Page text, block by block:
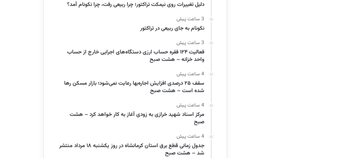
دلیل تغییرات روی نیمکت تراکتور؛ چرا ربیعی رفت، چرا نکونام آمد؟
3 ساعت پیش
نکونام به جای ربیعی در تراکتور
3 ساعت پیش
فعالیت ۱۲۴ فقره حساب ارزی دستگاه‌های اجرایی خارج از حساب
واحد خزانه – هشت صبح
4 ساعت پیش
سقف ۲۵ درصدی افزایش اجاره‌بها رعایت نمی‌شود؛ بازار مسکن رها
شده است – هشت صبح
4 ساعت پیش
مرکز اسناد شهید خرازی به زودی آغاز به کار خواهد کرد – هشت
صبح
4 ساعت پیش
جدول زمانی قطع برق استان کرمانشاه در روز یکشنبه ۱۸ مرداد منتشر
شد – هشت صبح